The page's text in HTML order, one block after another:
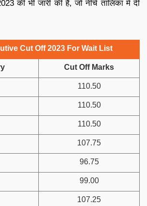
की भी जारी की है, जो नीचे तालिका में दी
Cut Off 2023 For Wait List
Cut Off Marks
110.50
110.50
110.50
107.75
96.75
99.00
107.25